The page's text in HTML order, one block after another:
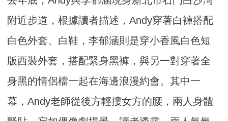
附近步道，根據讀者描述，Andy穿著白褲搭配
白色外套、白鞋，李郁涵則是穿小香風白色短
版西裝外套，搭配緊身黑褲，與另一對穿著全
身黑的情侶檔一起在海邊浪漫約會。其中一
幕，Andy老師從後方輕摟女方的腰，兩人身體